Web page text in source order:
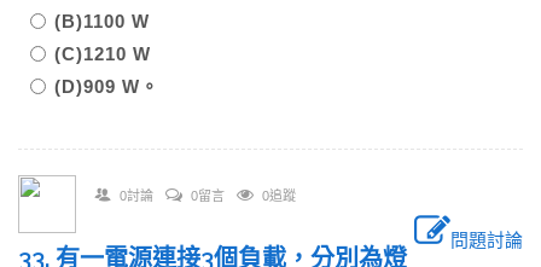
(B)1100 W
(C)1210 W
(D)909 W。
0討論 0留言 0追蹤
問題討論
33. 有一電源連接3個負載，分別為燈